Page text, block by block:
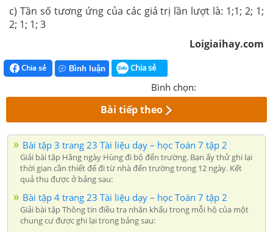
c) Tần số tương ứng của các giá trị lần lượt là: 1;1; 2; 1;
2; 1; 1; 3
Loigiaihay.com
Chia sẻ Bình luận Chia sẻ
Bình chọn:
Bài tiếp theo
Bài tập 3 trang 23 Tài liệu dạy – học Toán 7 tập 2
Giải bài tập Hằng ngày Hùng đi bộ đến trường. Bạn ấy thử ghi lại
thời gian cần thiết để đi từ nhà đến trường trong 12 ngày. Kết
quả thu được ở bảng sau:
Bài tập 4 trang 23 Tài liệu dạy – học Toán 7 tập 2
Giải bài tập Thông tin điều tra nhân khẩu trong mỗi hộ của một
chung cư được ghi lại trong bảng sau: